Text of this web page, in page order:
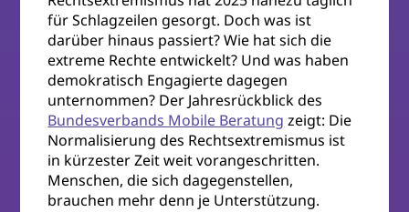
für Schlagzeilen gesorgt. Doch was ist
darüber hinaus passiert? Wie hat sich die
extreme Rechte entwickelt? Und was haben
demokratisch Engagierte dagegen
unternommen? Der Jahresrückblick des
Bundesverbands Mobile Beratung zeigt: Die
Normalisierung des Rechtsextremismus ist
in kürzester Zeit weit vorangeschritten.
Menschen, die sich dagegenstellen,
brauchen mehr denn je Unterstützung.